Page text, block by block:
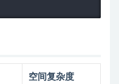
空间复杂度